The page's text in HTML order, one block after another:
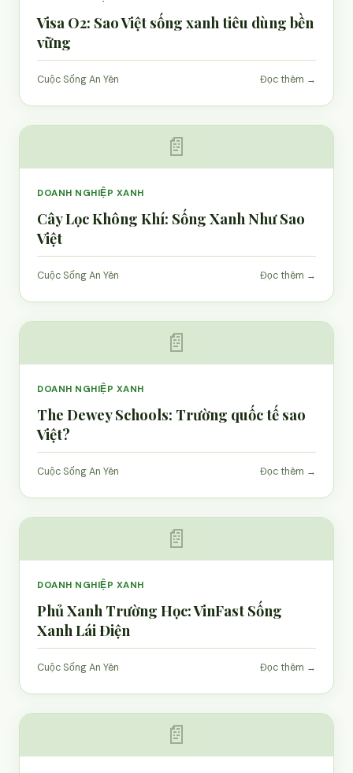
Visa O2: Sao Việt sống xanh tiêu dùng bền
vững
Cuộc Sống An Yên Đọc thêm →
📄
DOANH NGHIỆP XANH
Cây Lọc Không Khí: Sống Xanh Như Sao
Việt
Cuộc Sống An Yên Đọc thêm →
📄
DOANH NGHIỆP XANH
The Dewey Schools: Trường quốc tế sao
Việt?
Cuộc Sống An Yên Đọc thêm →
📄
DOANH NGHIỆP XANH
Phủ Xanh Trường Học: VinFast Sống
Xanh Lái Điện
Cuộc Sống An Yên Đọc thêm →
📄